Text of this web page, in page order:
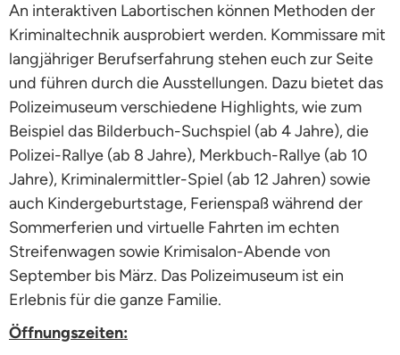
An interaktiven Labortischen können Methoden der
Kriminaltechnik ausprobiert werden. Kommissare mit
langjähriger Berufserfahrung stehen euch zur Seite
und führen durch die Ausstellungen. Dazu bietet das
Polizeimuseum verschiedene Highlights, wie zum
Beispiel das Bilderbuch-Suchspiel (ab 4 Jahre), die
Polizei-Rallye (ab 8 Jahre), Merkbuch-Rallye (ab 10
Jahre), Kriminalermittler-Spiel (ab 12 Jahren) sowie
auch Kindergeburtstage, Ferienspaß während der
Sommerferien und virtuelle Fahrten im echten
Streifenwagen sowie Krimisalon-Abende von
September bis März. Das Polizeimuseum ist ein
Erlebnis für die ganze Familie.
Öffnungszeiten: